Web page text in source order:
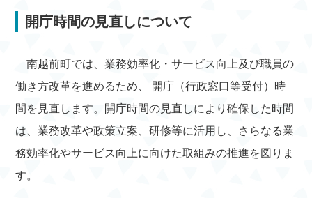
開庁時間の見直しについて
南越前町では、業務効率化・サービス向上及び職員の
働き方改革を進めるため、 開庁（行政窓口等受付）時
間を見直します。開庁時間の見直しにより確保した時間
は、業務改革や政策立案、研修等に活用し、さらなる業
務効率化やサービス向上に向けた取組みの推進を図りま
す。